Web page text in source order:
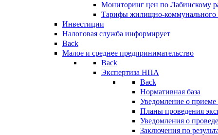
Мониторинг цен по Лабинскому
Тарифы жилищно-коммунального
Инвестиции
Налоговая служба информирует
Back
Малое и среднее предпринимательство
Back
Экспертиза НПА
Back
Нормативная база
Уведомление о
Планы проведения
Уведомления о
Заключения по